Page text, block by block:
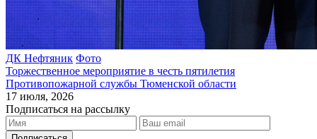
ДК Нефтяник Фото
Торжественное мероприятие в честь пятилетия
Противопожарной службы Тюменской области
17 июля, 2026
Подписаться на рассылку